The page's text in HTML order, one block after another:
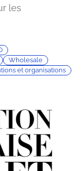
les
Wholesale
et organisations